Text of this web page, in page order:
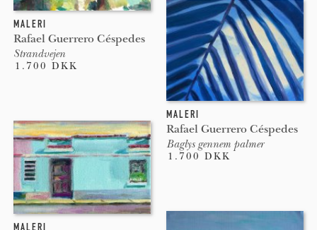
MALERI
Rafael Guerrero Céspedes
Strandvejen
1.700 DKK
MALERI
Rafael Guerrero Céspedes
Baglys gennem palmer
1.700 DKK
MALERI